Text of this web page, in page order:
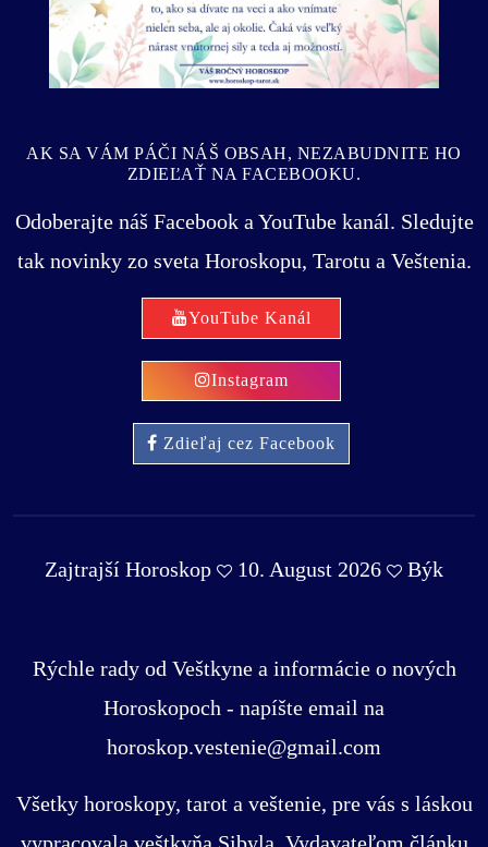
AK SA VÁM PÁČI NÁŠ OBSAH, NEZABUDNITE HO
ZDIEĽAŤ NA FACEBOOKU.
Odoberajte náš Facebook a YouTube kanál. Sledujte
tak novinky zo sveta Horoskopu, Tarotu a Veštenia.
YouTube Kanál
Instagram
Zdieľaj cez Facebook
Zajtrajší Horoskop 10. August 2026 Býk
Rýchle rady od Veštkyne a informácie o nových
Horoskopoch - napíšte email na
horoskop.vestenie@gmail.com
Všetky horoskopy, tarot a veštenie, pre vás s láskou